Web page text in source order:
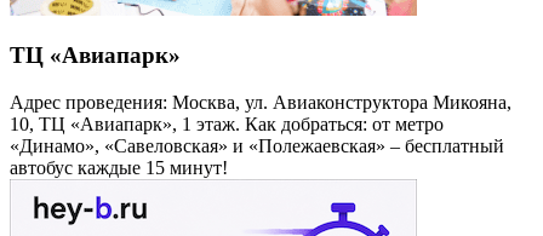
ТЦ «Авиапарк»
Адрес проведения: Москва, ул. Авиаконструктора Микояна,
10, ТЦ «Авиапарк», 1 этаж. Как добраться: от метро
«Динамо», «Савеловская» и «Полежаевская» – бесплатный
автобус каждые 15 минут!